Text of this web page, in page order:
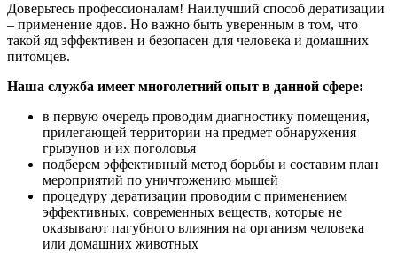
Доверьтесь профессионалам! Наилучший способ дератизации
– применение ядов. Но важно быть уверенным в том, что
такой яд эффективен и безопасен для человека и домашних
питомцев.
Наша служба имеет многолетний опыт в данной сфере:
в первую очередь проводим диагностику помещения,
прилегающей территории на предмет обнаружения
грызунов и их поголовья
подберем эффективный метод борьбы и составим план
мероприятий по уничтожению мышей
процедуру дератизации проводим с применением
эффективных, современных веществ, которые не
оказывают пагубного влияния на организм человека
или домашних животных